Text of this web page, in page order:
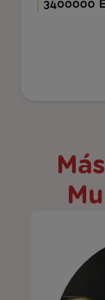
3400000